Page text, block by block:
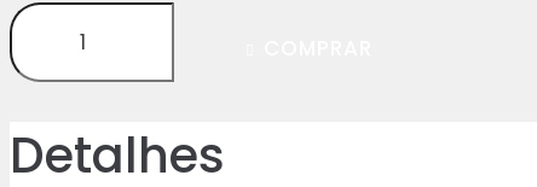
Conjunto
de
Pás
Cristal
quantidade
Detalhes